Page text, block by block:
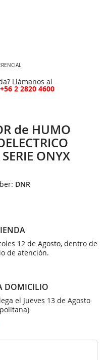
Llámanos al
2 2820 4600
de HUMO
ONYX
DNR
12 de Agosto, dentro de
de atención.
DOMICILIO
el Jueves 13 de Agosto